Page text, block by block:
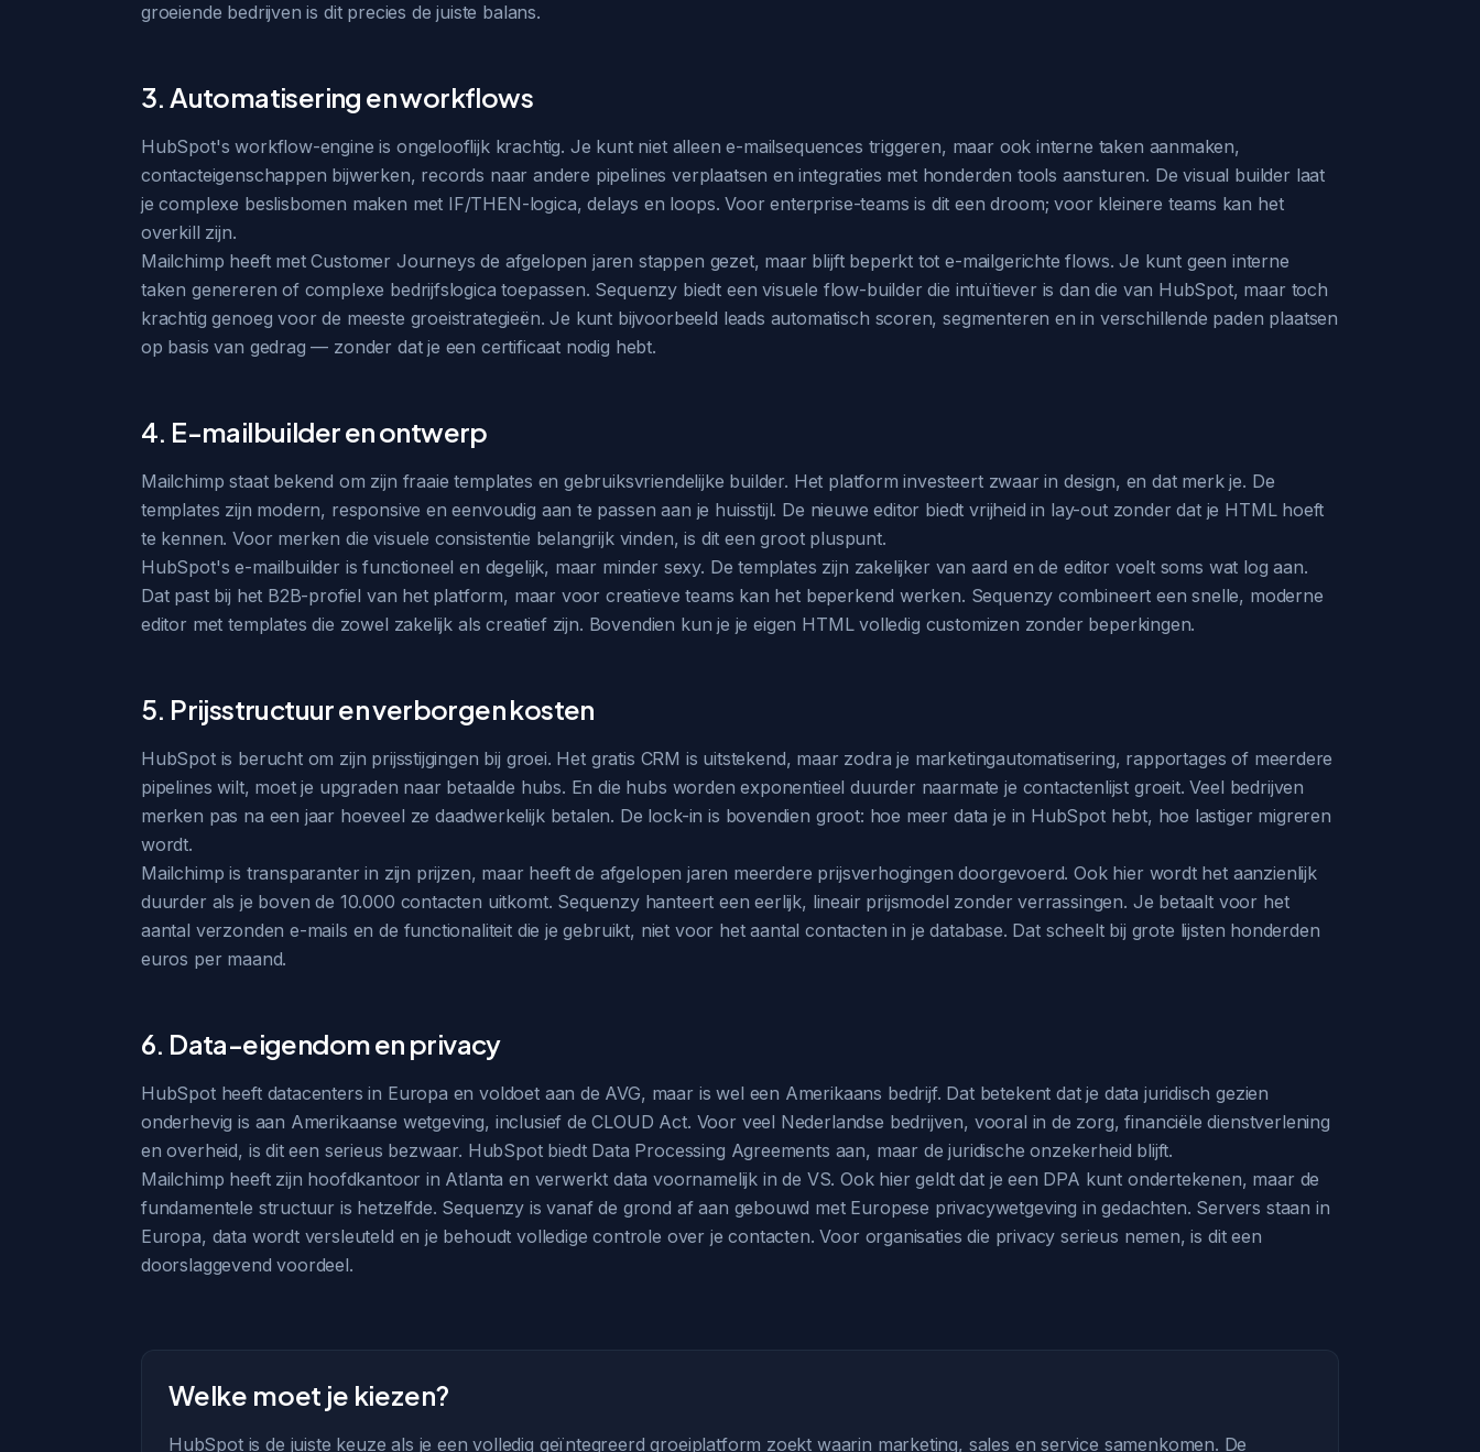
groeiende bedrijven is dit precies de juiste balans.
3. Automatisering en workflows
HubSpot's workflow-engine is ongelooflijk krachtig. Je kunt niet alleen e-mailsequences triggeren, maar ook interne taken aanmaken,
contacteigenschappen bijwerken, records naar andere pipelines verplaatsen en integraties met honderden tools aansturen. De visual builder laat
je complexe beslisbomen maken met IF/THEN-logica, delays en loops. Voor enterprise-teams is dit een droom; voor kleinere teams kan het
overkill zijn.
Mailchimp heeft met Customer Journeys de afgelopen jaren stappen gezet, maar blijft beperkt tot e-mailgerichte flows. Je kunt geen interne
taken genereren of complexe bedrijfslogica toepassen. Sequenzy biedt een visuele flow-builder die intuïtiever is dan die van HubSpot, maar toch
krachtig genoeg voor de meeste groeistrategieën. Je kunt bijvoorbeeld leads automatisch scoren, segmenteren en in verschillende paden plaatsen
op basis van gedrag — zonder dat je een certificaat nodig hebt.
4. E-mailbuilder en ontwerp
Mailchimp staat bekend om zijn fraaie templates en gebruiksvriendelijke builder. Het platform investeert zwaar in design, en dat merk je. De
templates zijn modern, responsive en eenvoudig aan te passen aan je huisstijl. De nieuwe editor biedt vrijheid in lay-out zonder dat je HTML hoeft
te kennen. Voor merken die visuele consistentie belangrijk vinden, is dit een groot pluspunt.
HubSpot's e-mailbuilder is functioneel en degelijk, maar minder sexy. De templates zijn zakelijker van aard en de editor voelt soms wat log aan.
Dat past bij het B2B-profiel van het platform, maar voor creatieve teams kan het beperkend werken. Sequenzy combineert een snelle, moderne
editor met templates die zowel zakelijk als creatief zijn. Bovendien kun je je eigen HTML volledig customizen zonder beperkingen.
5. Prijsstructuur en verborgen kosten
HubSpot is berucht om zijn prijsstijgingen bij groei. Het gratis CRM is uitstekend, maar zodra je marketingautomatisering, rapportages of meerdere
pipelines wilt, moet je upgraden naar betaalde hubs. En die hubs worden exponentieel duurder naarmate je contactenlijst groeit. Veel bedrijven
merken pas na een jaar hoeveel ze daadwerkelijk betalen. De lock-in is bovendien groot: hoe meer data je in HubSpot hebt, hoe lastiger migreren
wordt.
Mailchimp is transparanter in zijn prijzen, maar heeft de afgelopen jaren meerdere prijsverhogingen doorgevoerd. Ook hier wordt het aanzienlijk
duurder als je boven de 10.000 contacten uitkomt. Sequenzy hanteert een eerlijk, lineair prijsmodel zonder verrassingen. Je betaalt voor het
aantal verzonden e-mails en de functionaliteit die je gebruikt, niet voor het aantal contacten in je database. Dat scheelt bij grote lijsten honderden
euros per maand.
6. Data-eigendom en privacy
HubSpot heeft datacenters in Europa en voldoet aan de AVG, maar is wel een Amerikaans bedrijf. Dat betekent dat je data juridisch gezien
onderhevig is aan Amerikaanse wetgeving, inclusief de CLOUD Act. Voor veel Nederlandse bedrijven, vooral in de zorg, financiële dienstverlening
en overheid, is dit een serieus bezwaar. HubSpot biedt Data Processing Agreements aan, maar de juridische onzekerheid blijft.
Mailchimp heeft zijn hoofdkantoor in Atlanta en verwerkt data voornamelijk in de VS. Ook hier geldt dat je een DPA kunt ondertekenen, maar de
fundamentele structuur is hetzelfde. Sequenzy is vanaf de grond af aan gebouwd met Europese privacywetgeving in gedachten. Servers staan in
Europa, data wordt versleuteld en je behoudt volledige controle over je contacten. Voor organisaties die privacy serieus nemen, is dit een
doorslaggevend voordeel.
Welke moet je kiezen?
HubSpot is de juiste keuze als je een volledig geïntegreerd groeiplatform zoekt waarin marketing, sales en service samenkomen. De